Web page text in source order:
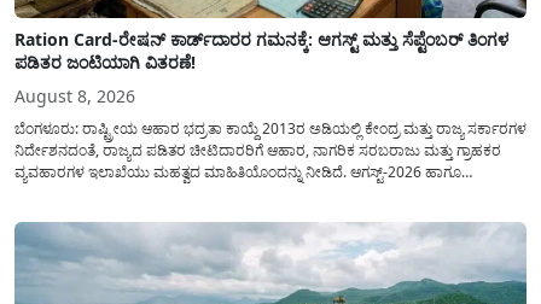
Ration Card-ರೇಷನ್ ಕಾರ್ಡ್‍ದಾರರ ಗಮನಕ್ಕೆ: ಆಗಸ್ಟ್ ಮತ್ತು ಸೆಪ್ಟೆಂಬರ್ ತಿಂಗಳ
ಪಡಿತರ ಜಂಟಿಯಾಗಿ ವಿತರಣೆ!
August 8, 2026
ಬೆಂಗಳೂರು: ರಾಷ್ಟ್ರೀಯ ಆಹಾರ ಭದ್ರತಾ ಕಾಯ್ದೆ 2013ರ ಅಡಿಯಲ್ಲಿ ಕೇಂದ್ರ ಮತ್ತು ರಾಜ್ಯ ಸರ್ಕಾರಗಳ
ನಿರ್ದೇಶನದಂತೆ, ರಾಜ್ಯದ ಪಡಿತರ ಚೀಟಿದಾರರಿಗೆ ಆಹಾರ, ನಾಗರಿಕ ಸರಬರಾಜು ಮತ್ತು ಗ್ರಾಹಕರ
ವ್ಯವಹಾರಗಳ ಇಲಾಖೆಯು ಮಹತ್ವದ ಮಾಹಿತಿಯೊಂದನ್ನು ನೀಡಿದೆ. ಆಗಸ್ಟ್-2026 ಹಾಗೂ